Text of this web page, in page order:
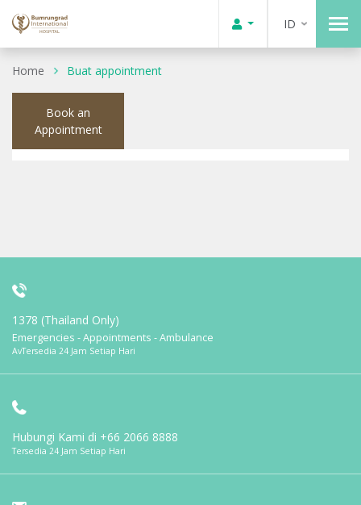
ID
Home Buat appointment
Book an
Appointment
1378 (Thailand Only)
Emergencies - Appointments - Ambulance
AvTersedia 24 Jam Setiap Hari
Hubungi Kami di +66 2066 8888
Tersedia 24 Jam Setiap Hari